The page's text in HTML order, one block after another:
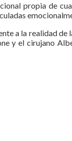
propia de
a la realidad
y el cirujano